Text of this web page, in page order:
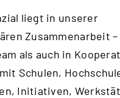
liegt in unserer
Zusammenarbeit –
als auch in
Schulen,
Initiativen,